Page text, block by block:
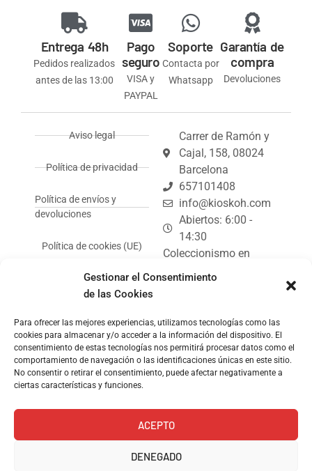
Gestionar el Consentimiento
de las Cookies
Para ofrecer las mejores experiencias, utilizamos tecnologías como las
cookies para almacenar y/o acceder a la información del dispositivo. El
consentimiento de estas tecnologías nos permitirá procesar datos como el
comportamiento de navegación o las identificaciones únicas en este sitio.
No consentir o retirar el consentimiento, puede afectar negativamente a
ciertas características y funciones.
ACEPTO
DENEGADO
Entrega 48h
Pedidos realizados
antes de las 13:00
Pago
seguro
VISA y
PAYPAL
Soporte
Contacta por
Whatsapp
Garantía de
compra
Devoluciones
Aviso legal
Política de privacidad
Política de envíos y
devoluciones
Política de cookies (UE)
Carrer de Ramón y
Cajal, 158, 08024
Barcelona
657101408
info@kioskoh.com
Abiertos: 6:00 -
14:30
Coleccionismo en
Barcelona: tus
Kiosko de revistas y
prensa.
© Copyright 2024, Kioskoh!